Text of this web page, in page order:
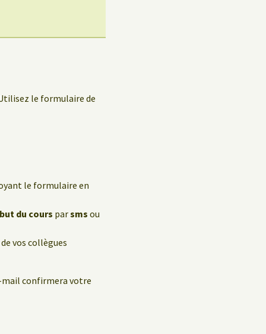
le formulaire de
le formulaire en
du cours parsms ou
vos collègues
mail confirmera votre